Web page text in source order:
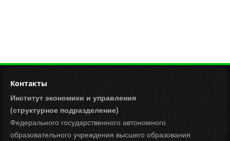
Контакты
Институт экономики и управления
(структурное подразделение)
Федерального государственного автономного
образовательного учреждения высшего образования